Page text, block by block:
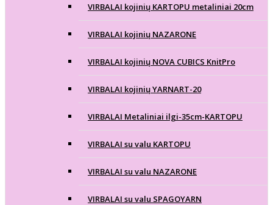
VIRBALAI kojinių KARTOPU metaliniai 20cm
VIRBALAI kojinių NAZARONE
VIRBALAI kojinių NOVA CUBICS KnitPro
VIRBALAI kojinių YARNART-20
VIRBALAI Metaliniai ilgi-35cm-KARTOPU
VIRBALAI su valu KARTOPU
VIRBALAI su valu NAZARONE
VIRBALAI su valu SPAGOYARN